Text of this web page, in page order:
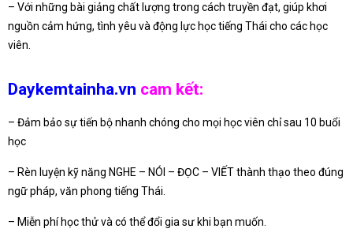
– Với những bài giảng chất lượng trong cách truyền đạt, giúp khơi
nguồn cảm hứng, tình yêu và động lực học tiếng Thái cho các học
viên.
Daykemtainha.vn cam kết:
– Đảm bảo sự tiến bộ nhanh chóng cho mọi học viên chỉ sau 10 buổi
học
– Rèn luyện kỹ năng NGHE – NÓI – ĐỌC – VIẾT thành thạo theo đúng
ngữ pháp, văn phong tiếng Thái.
– Miễn phí học thử và có thể đổi gia sư khi bạn muốn.